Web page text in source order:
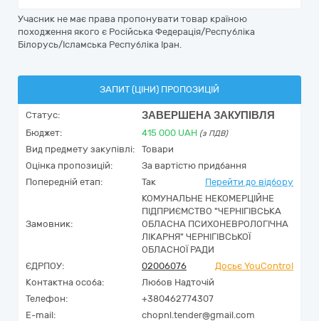
Учасник не має права пропонувати товар країною
походження якого є Російська Федерація/Республіка
Білорусь/Ісламська Республіка Іран.
ЗАПИТ (ЦІНИ) ПРОПОЗИЦІЙ
Статус: ЗАВЕРШЕНА ЗАКУПІВЛЯ
Бюджет: 415 000 UAH (з ПДВ)
Вид предмету закупівлі:
Товари
Оцінка пропозицій:
За вартістю придбання
Попередній етап:
Так Перейти до відбору
Замовник:
КОМУНАЛЬНЕ НЕКОМЕРЦІЙНЕ
ПІДПРИЄМСТВО "ЧЕРНІГІВСЬКА
ОБЛАСНА ПСИХОНЕВРОЛОГІЧНА
ЛІКАРНЯ" ЧЕРНІГІВСЬКОЇ
ОБЛАСНОЇ РАДИ
ЄДРПОУ:
02006076
Досьє YouControl
Контактна особа:
Любов Надточій
Телефон:
+380462774307
E-mail:
chopnl.tender@gmail.com